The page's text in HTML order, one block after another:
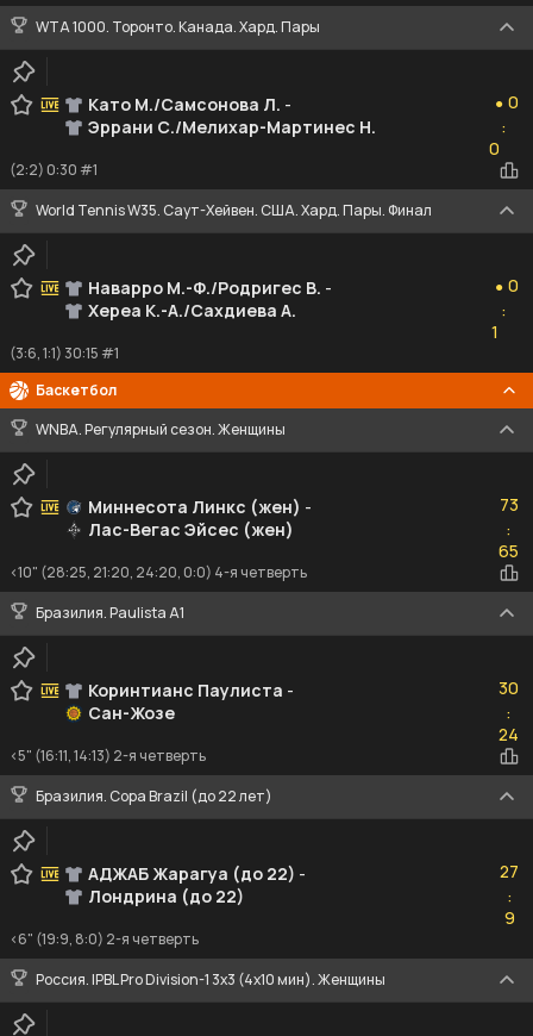
WTA 1000. Торонто. Канада. Хард. Пары
Като М./Самсонова Л. -
Эррани С./Мелихар-Мартинес Н.
● 0
:
0
(2:2) 0:30 #1
World Tennis W35. Саут-Хейвен. США. Хард. Пары. Финал
Наварро М.-Ф./Родригес В. -
Хереа К.-А./Сахдиева А.
● 0
:
1
(3:6, 1:1) 30:15 #1
Баскетбол
WNBA. Регулярный сезон. Женщины
Миннесота Линкс (жен) -
Лас-Вегас Эйсес (жен)
73
:65
65
<10" (28:25, 21:20, 24:20, 0:0) 4-я четверть
Бразилия. Paulista A1
Коринтианс Паулиста -
Сан-Жозе
30
:24
24
<5" (16:11, 14:13) 2-я четверть
Бразилия. Copa Brazil (до 22 лет)
АДЖАБ Жарагуа (до 22) -
Лондрина (до 22)
27
:9
9
<6" (19:9, 8:0) 2-я четверть
Россия. IPBL Pro Division-1 3x3 (4x10 мин). Женщины